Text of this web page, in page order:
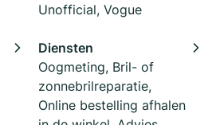
Unofficial, Vogue
Diensten
Oogmeting, Bril- of
zonnebrilreparatie,
Online bestelling afhalen